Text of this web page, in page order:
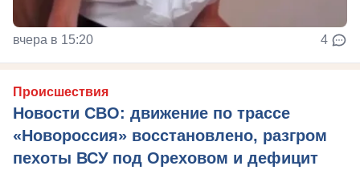
вчера в 15:20 4
Происшествия
Новости СВО: движение по трассе
«Новороссия» восстановлено, разгром
пехоты ВСУ под Ореховом и дефицит